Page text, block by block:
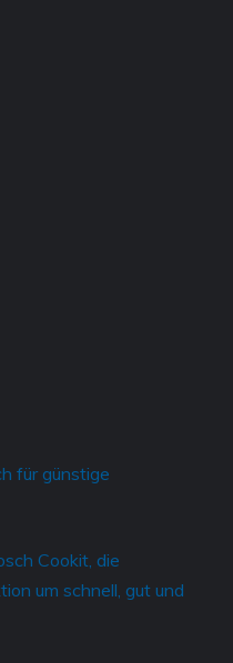
für günstige
Cookit, die
um schnell, gut und